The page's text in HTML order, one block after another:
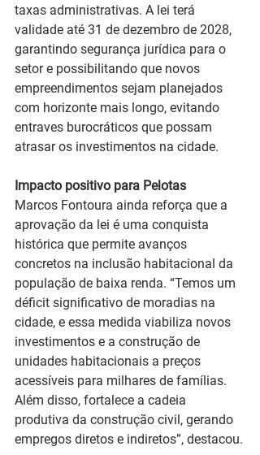
taxas administrativas. A lei terá
validade até 31 de dezembro de 2028,
garantindo segurança jurídica para o
setor e possibilitando que novos
empreendimentos sejam planejados
com horizonte mais longo, evitando
entraves burocráticos que possam
atrasar os investimentos na cidade.
Impacto positivo para Pelotas
Marcos Fontoura ainda reforça que a
aprovação da lei é uma conquista
histórica que permite avanços
concretos na inclusão habitacional da
população de baixa renda. “Temos um
déficit significativo de moradias na
cidade, e essa medida viabiliza novos
investimentos e a construção de
unidades habitacionais a preços
acessíveis para milhares de famílias.
Além disso, fortalece a cadeia
produtiva da construção civil, gerando
empregos diretos e indiretos”, destacou.